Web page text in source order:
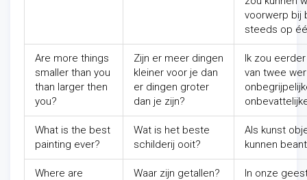
voorwerp bij
steeds op
Are more things
smaller than you
than larger then
you?
Zijn er meer dingen
kleiner voor je dan
er dingen groter
dan je zijn?
Ik zou
van twee
What is the best
painting ever?
Wat is het beste
schilderij ooit?
Als kunst
kunnen
Where are
Waar zijn getallen? In onze